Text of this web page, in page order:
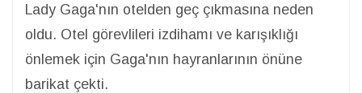
Lady Gaga'nın otelden geç çıkmasına neden
oldu. Otel görevlileri izdihamı ve karışıklığı
önlemek için Gaga'nın hayranlarının önüne
barikat çekti.